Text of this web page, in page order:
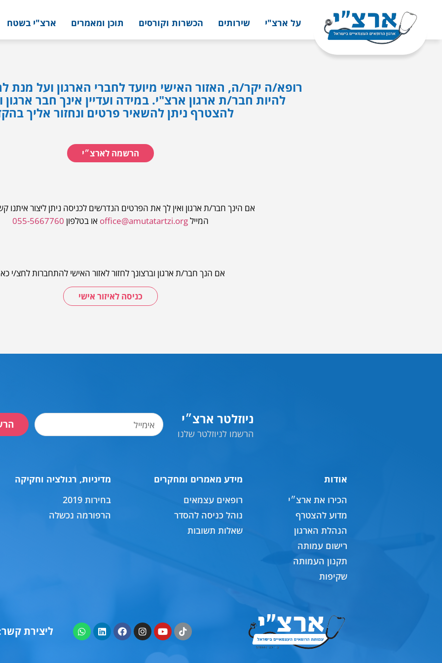
על ארצ"י שירותים הכשרות וקורסים תוכן ומאמרים ארצ"י בשטח
רופא/ה יקר/ה, האזור האישי מיועד לחברי הארגון ועל מנת
להיות חבר/ת ארגון ארצ"י. במידה ועדיין אינך חבר
להצטרף ניתן להשאיר פרטים ונחזור אליך
הרשמה לארצ״י
אם הינך חבר/ת ארגון ואין לך את הפרטים הנדרשים לכניסה ניתן ליצור איתנו
המיילoffice@amutatartzi.org או בטלפון 055-5667760
אם הנך חבר/ת ארגון וברצונך לחזור לאזור האישי להתחברות לחצ/י
כניסה לאיזור אישי
ניוזלטר ארצ״י
הרשמו לניוזלטר שלנו
אודות
הכירו את ארצ״י
מדוע להצטרף
הנהלת הארגון
רישום עמותה
תקנון העמותה
שקיפות
מידע מאמרים ומחקרים
רופאים עצמאים
נוהל כניסה להסדר
שאלות תשובות
מדיניות, רגולציה וחקיקה
בחירות 2019
הרפורמה נכשלה
ליצירת קשר: